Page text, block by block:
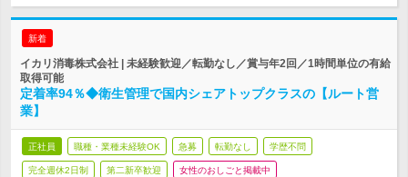
新着
イカリ消毒株式会社 | 未経験歓迎／転勤なし／賞与年2回／1時間単位の有給
取得可能
定着率94％◆衛生管理で国内シェアトップクラスの【ルート営
業】
正社員 職種・業種未経験OK 急募 転勤なし 学歴不問
完全週休2日制 第二新卒歓迎 女性のおしごと掲載中